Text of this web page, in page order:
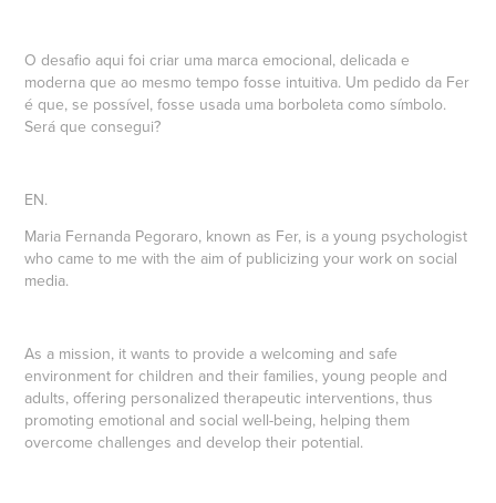
O desafio aqui foi criar uma marca emocional, delicada e
moderna que ao mesmo tempo fosse intuitiva. Um pedido da Fer
é que, se possível, fosse usada uma borboleta como símbolo.
Será que consegui?
EN.
Maria Fernanda Pegoraro, known as Fer, is a young psychologist
who came to me with the aim of publicizing your work on social
media.
As a mission, it wants to provide a welcoming and safe
environment for children and their families, young people and
adults, offering personalized therapeutic interventions, thus
promoting emotional and social well-being, helping them
overcome challenges and develop their potential.